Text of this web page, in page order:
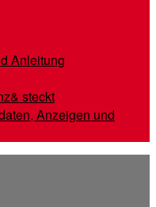
Anleitung
steckt
Anzeigen und